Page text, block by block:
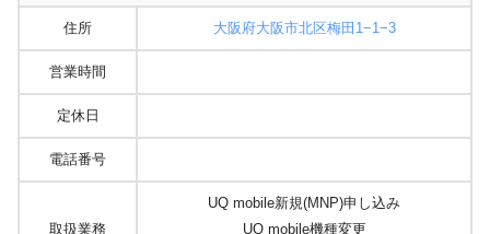
住所 大阪府大阪市北区梅田1−1−3
営業時間
定休日
電話番号
取扱業務
UQ mobile新規(MNP)申し込み
UQ mobile機種変更